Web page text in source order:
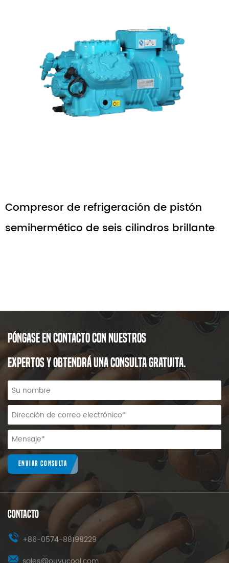
de pistón
cilindros brillante
Compresor de
semihermético
PÓNGASE EN CONTACTO CON NUESTROS
EXPERTOS Y OBTENDRÁ UNA CONSULTA GRATUITA.
ENVIAR CONSULTA
CONTACTO
+86-0574-88198229